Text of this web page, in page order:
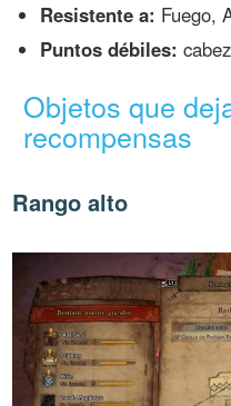
Resistente a: Fuego,
Puntos débiles:
Objetos que
recompensas
Rango alto